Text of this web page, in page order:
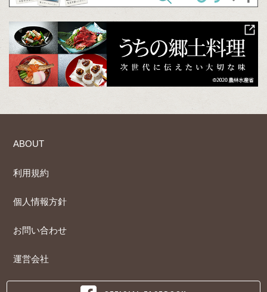
ABOUT
利用規約
個人情報方針
お問い合わせ
運営会社